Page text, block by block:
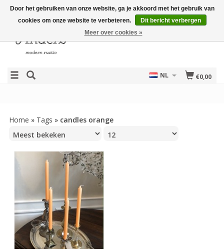
€0,00
NL
Home » Tags » candles orange
Door het gebruiken van onze website, ga je akkoord met het gebruik van
cookies om onze website te verbeteren.
Dit bericht verbergen
Meer over cookies »